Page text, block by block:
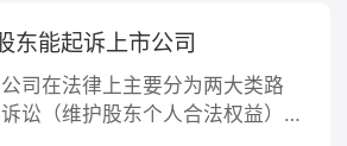
自有固定资产进行管理和核算。
常具有租期较长、租赁期满后承
权等特点，实际上是承租人通
东能起诉上市公司
司在法律上主要分为两大类路
讼（维护股东个人合法权益）和